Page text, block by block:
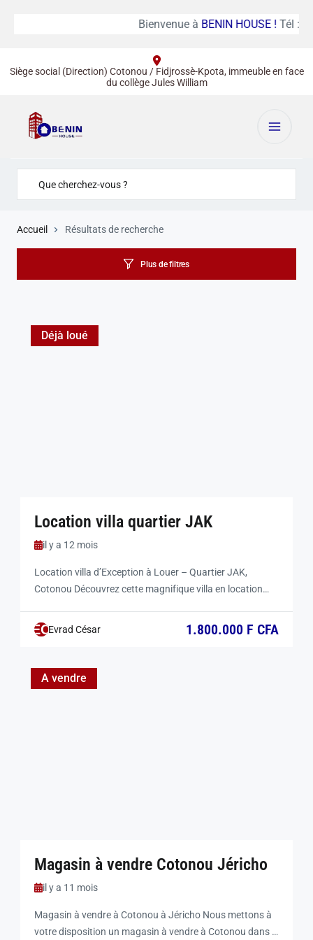
Bienvenue àBENIN HOUSE ! Tél :
Siège social (Direction) Cotonou / Fidjrossè-Kpota, immeuble en face
du collège Jules William
Accueil Résultats de recherche
Plus de filtres
Déjà loué
Location villa quartier JAK
il y a 12 mois
Location villa d’Exception à Louer – Quartier JAK,
Cotonou Découvrez cette magnifique villa en location
des plages de l’Eldorado et de la Corniche à Akpakpa.
Parfaite pour ceux qui recherchent confort, espace et
urbaine. Superficie et Extérieurs : […]
ECEvrad César 1.800.000 F CFA
A vendre
Magasin à vendre Cotonou Jéricho
il y a 11 mois
Magasin à vendre à Cotonou à Jéricho Nous mettons à
votre disposition un magasin à vendre à Cotonou dans le